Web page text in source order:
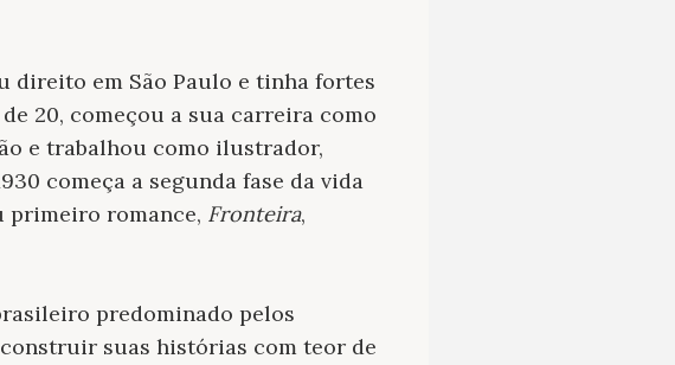
direito em São Paulo e tinha fortes
20, começou a sua carreira como
e trabalhou como ilustrador,
começa a segunda fase da vida
primeiro romance, Fronteira,
predominado pelos
suas histórias com teor de